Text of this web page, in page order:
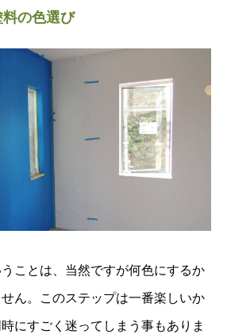
の色選び
ことは、当然ですが何色にするか
ん。このステップは一番楽しいか
にすごく迷ってしまう事もありま